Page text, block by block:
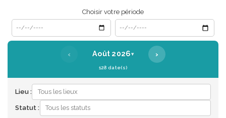
Choisir votre période
Date de début
Date de fin
‹ Août 2026▾ ›
128 date(s)
Lieu :
Statut :